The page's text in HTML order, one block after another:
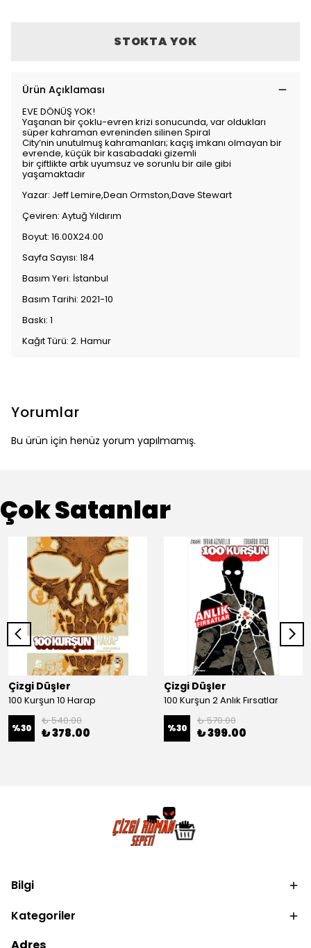
STOKTA YOK
Ürün Açıklaması
EVE DÖNÜŞ YOK!
Yaşanan bir çoklu-evren krizi sonucunda, var oldukları
süper kahraman evreninden silinen Spiral
City’nin unutulmuş kahramanları; kaçış imkanı olmayan bir
evrende, küçük bir kasabadaki gizemli
bir çiftlikte artık uyumsuz ve sorunlu bir aile gibi
yaşamaktadır
Yazar: Jeff Lemire,Dean Ormston,Dave Stewart
Çeviren: Aytuğ Yıldırım
Boyut: 16.00X24.00
Sayfa Sayısı: 184
Basım Yeri: İstanbul
Basım Tarihi: 2021-10
Baskı: 1
Kağıt Türü: 2. Hamur
Yorumlar
Bu ürün için henüz yorum yapılmamış.
Çok Satanlar
Çizgi Düşler
100 Kurşun 10 Harap
%30
₺ 540.00
₺ 378.00
Çizgi Düşler
100 Kurşun 2 Anlık Fırsatlar
%30
₺ 570.00
₺ 399.00
Bilgi
Kategoriler